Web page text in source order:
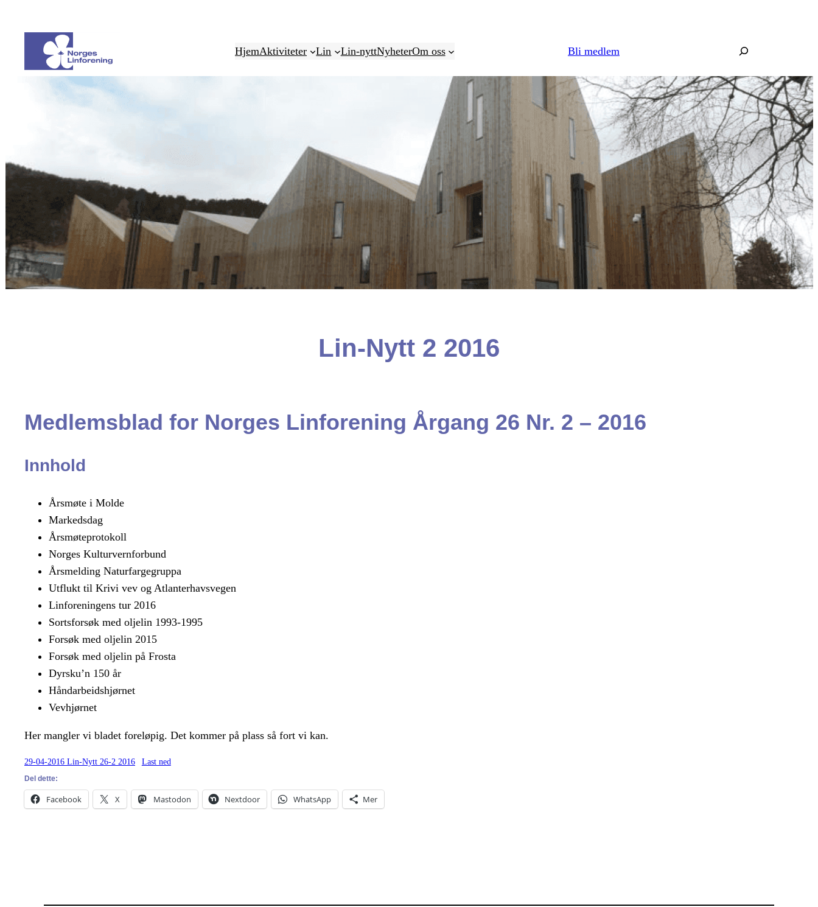
HjemAktiviteter Lin Lin-nyttNyheterOm oss Bli medlem Søk
Lin-Nytt 2 2016
Medlemsblad for Norges Linforening Årgang 26 Nr. 2 – 2016
Innhold
Årsmøte i Molde
Markedsdag
Årsmøteprotokoll
Norges Kulturvernforbund
Årsmelding Naturfargegruppa
Utflukt til Krivi vev og Atlanterhavsvegen
Linforeningens tur 2016
Sortsforsøk med oljelin 1993-1995
Forsøk med oljelin 2015
Forsøk med oljelin på Frosta
Dyrsku’n 150 år
Håndarbeidshjørnet
Vevhjørnet
Her mangler vi bladet foreløpig. Det kommer på plass så fort vi kan.
29-04-2016 Lin-Nytt 26-2 2016 Last ned
Del dette:
Facebook X Mastodon Nextdoor WhatsApp Mer